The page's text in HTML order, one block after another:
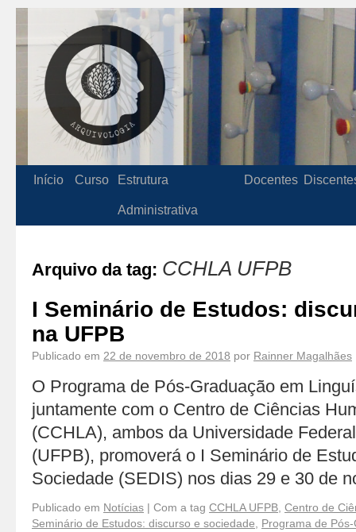
Início Curso Estrutura
Administrativa
Docentes
Arquivo da tag: CCHLA UFPB
I Seminário de Estudos:
na UFPB
Publicado em 22 de novembro de 2018 por Rainner Magalhães
O Programa de Pós-Graduação em
juntamente com o Centro de Ciências
(CCHLA), ambos da Universidade
(UFPB), promoverá o I Seminário de
Sociedade (SEDIS) nos dias 29 e 30 de
Publicado em Notícias | Com a tag CCHLA UFPB Centro de
Seminário de Estudos: discurso e sociedade
Programa de